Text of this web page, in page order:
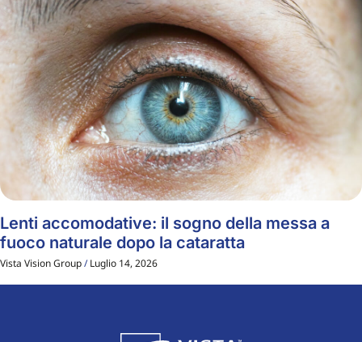
Lenti accomodative: il sogno della messa a
fuoco naturale dopo la cataratta
Vista Vision Group Luglio 14, 2026